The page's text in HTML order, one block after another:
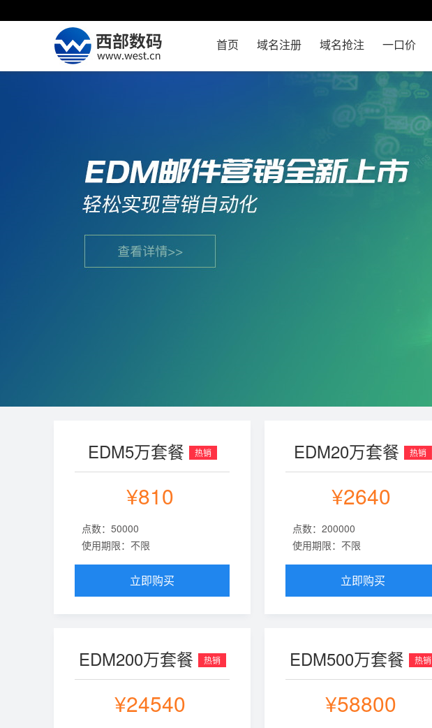
首页 域名注册 域名抢注 一口价
EDM5万套餐 热销
¥810
点数：50000
使用期限：不限
立即购买
EDM20万套餐 热销
¥2640
点数：200000
使用期限：不限
立即购买
EDM200万套餐 热销
¥24540
EDM500万套餐 热销
¥58800